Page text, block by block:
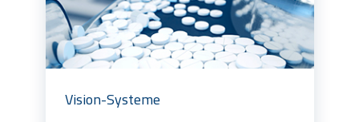
Vision-Systeme